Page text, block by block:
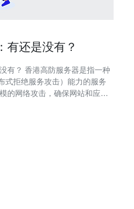
有还是没有？
是指一种
式拒绝服务攻击）能力的服务
的网络攻击，确保网站和应用
样的国际金融和商业中心，各